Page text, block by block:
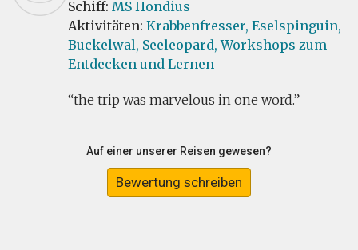
Schiff: MS Hondius
Aktivitäten: Krabbenfresser, Eselspinguin,
Buckelwal, Seeleopard, Workshops zum
Entdecken und Lernen
the trip was marvelous in one word.
Auf einer unserer Reisen gewesen?
Bewertung schreiben